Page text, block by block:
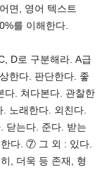
면, 영어 텍스트
를 이해한다.
D로 구분해라. A급
한다. 판단한다. 좋
. 쳐다본다. 관찰한
노래한다. 외친다.
닫는다. 준다. 받는
다. ⑦ 그 외 : 있다.
, 더욱 등 존재, 형